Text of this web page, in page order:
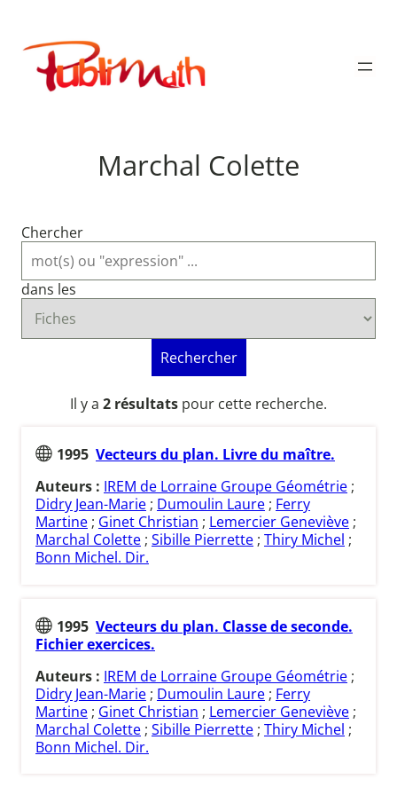
contenu
Publimath
Marchal Colette
Chercher
dans les
Rechercher
Il y a 2 résultats pour cette recherche.
1995 Vecteurs du plan. Livre du maître.
Auteurs : IREM de Lorraine Groupe Géométrie ;
Didry Jean-Marie ; Dumoulin Laure ; Ferry
Martine ; Ginet Christian ; Lemercier Geneviève ;
Marchal Colette ; Sibille Pierrette ; Thiry Michel ;
Bonn Michel. Dir.
1995 Vecteurs du plan. Classe de seconde.
Fichier exercices.
Auteurs : IREM de Lorraine Groupe Géométrie ;
Didry Jean-Marie ; Dumoulin Laure ; Ferry
Martine ; Ginet Christian ; Lemercier Geneviève ;
Marchal Colette ; Sibille Pierrette ; Thiry Michel ;
Bonn Michel. Dir.